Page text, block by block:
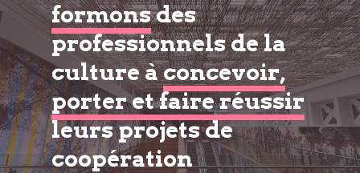
formonsdes
professionnels de la
culture àconcevoir,
porter et faire réussir
leurs projets de
coopération